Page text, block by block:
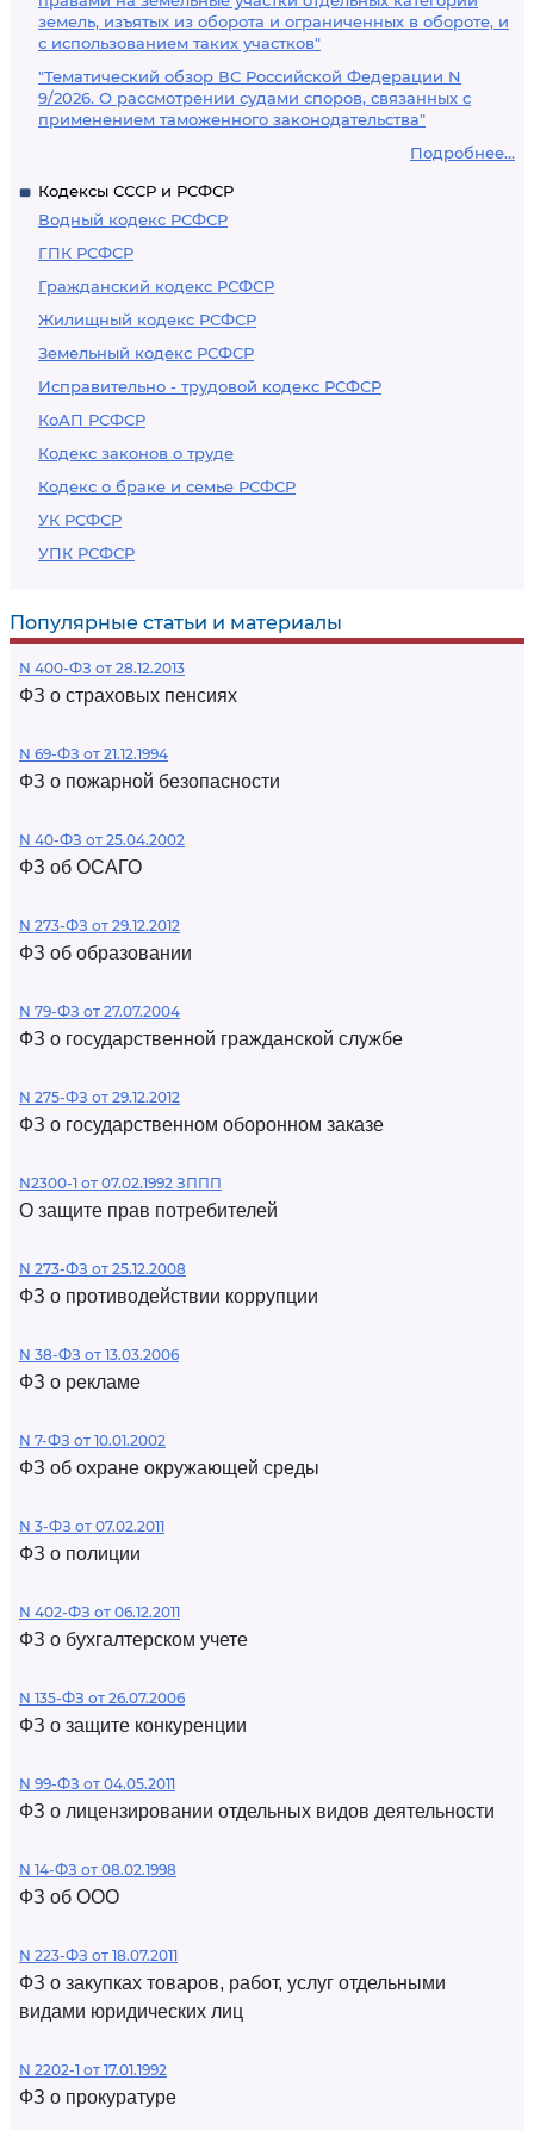
земель, изъятых из оборота и ограниченных в обороте, и
с использованием таких участков"
"Тематический обзор ВС Российской Федерации N
9/2026. О рассмотрении судами споров, связанных с
применением таможенного законодательства"
Подробнее...
Кодексы СССР и РСФСР
Водный кодекс РСФСР
ГПК РСФСР
Гражданский кодекс РСФСР
Жилищный кодекс РСФСР
Земельный кодекс РСФСР
Исправительно - трудовой кодекс РСФСР
КоАП РСФСР
Кодекс законов о труде
Кодекс о браке и семье РСФСР
УК РСФСР
УПК РСФСР
Популярные статьи и материалы
N 400-ФЗ от 28.12.2013
ФЗ о страховых пенсиях
N 69-ФЗ от 21.12.1994
ФЗ о пожарной безопасности
N 40-ФЗ от 25.04.2002
ФЗ об ОСАГО
N 273-ФЗ от 29.12.2012
ФЗ об образовании
N 79-ФЗ от 27.07.2004
ФЗ о государственной гражданской службе
N 275-ФЗ от 29.12.2012
ФЗ о государственном оборонном заказе
N2300-1 от 07.02.1992 ЗППП
О защите прав потребителей
N 273-ФЗ от 25.12.2008
ФЗ о противодействии коррупции
N 38-ФЗ от 13.03.2006
ФЗ о рекламе
N 7-ФЗ от 10.01.2002
ФЗ об охране окружающей среды
N 3-ФЗ от 07.02.2011
ФЗ о полиции
N 402-ФЗ от 06.12.2011
ФЗ о бухгалтерском учете
N 135-ФЗ от 26.07.2006
ФЗ о защите конкуренции
N 99-ФЗ от 04.05.2011
ФЗ о лицензировании отдельных видов деятельности
N 14-ФЗ от 08.02.1998
ФЗ об ООО
N 223-ФЗ от 18.07.2011
ФЗ о закупках товаров, работ, услуг отдельными
видами юридических лиц
N 2202-1 от 17.01.1992
ФЗ о прокуратуре